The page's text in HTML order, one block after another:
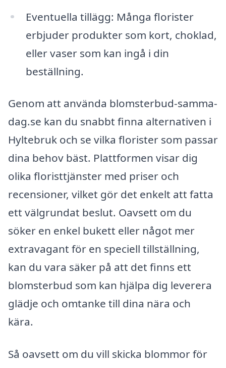
Eventuella tillägg: Många florister
erbjuder produkter som kort, choklad,
eller vaser som kan ingå i din
beställning.
Genom att använda blomsterbud-samma-
dag.se kan du snabbt finna alternativen i
Hyltebruk och se vilka florister som passar
dina behov bäst. Plattformen visar dig
olika floristtjänster med priser och
recensioner, vilket gör det enkelt att fatta
ett välgrundat beslut. Oavsett om du
söker en enkel bukett eller något mer
extravagant för en speciell tillställning,
kan du vara säker på att det finns ett
blomsterbud som kan hjälpa dig leverera
glädje och omtanke till dina nära och
kära.
Så oavsett om du vill skicka blommor för